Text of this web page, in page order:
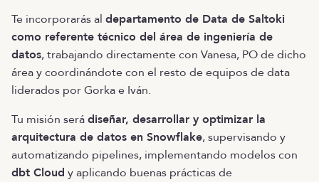
Te incorporarás al departamento de Data de Saltoki
como referente técnico del área de ingeniería de
datos, trabajando directamente con Vanesa, PO de dicho
área y coordinándote con el resto de equipos de data
liderados por Gorka e Iván.
Tu misión serádiseñar, desarrollar y optimizar la
arquitectura de datos en Snowflake, supervisando y
automatizando pipelines, implementando modelos con
dbt Cloud y aplicando buenas prácticas de